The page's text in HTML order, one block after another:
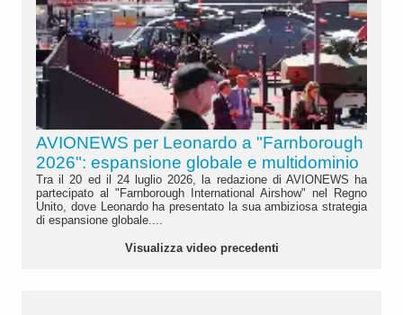
AVIONEWS per Leonardo a "Farnborough
2026": espansione globale e multidominio
Tra il 20 ed il 24 luglio 2026, la redazione di AVIONEWS ha
partecipato al "Farnborough International Airshow" nel Regno
Unito, dove Leonardo ha presentato la sua ambiziosa strategia
di espansione globale....
Visualizza video precedenti